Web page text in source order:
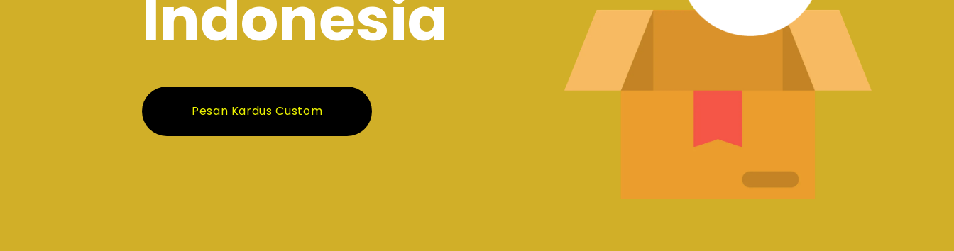
Indonesia
Pesan Kardus Custom